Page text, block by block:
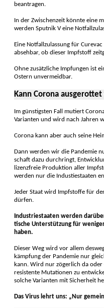
bean­tragen.
In der Zwischenzeit könnte eine
werden Sputnik V eine
Eine Notfall­zulassung für
absehbar, ob dieser Impf­stoff
Ohne zusätzliche Impfungen ist
Ostern unver­meidbar.
Kann Corona
Im günstig­sten Fall mutiert
Varian­ten und wird nach Jahren
Corona kann aber auch seine
Dann werden wir die Pan­demie
schaft dazu durch­ringt,
lizenz­freie Produk­tion aller
werden nur die Industie­staaten
Jeder Staat wird Impf­stoffe für
dürfen.
Industrie­staaten werden
tische Unter­stützung für
haben.
Dieser Weg wird vor allem
kämpfung der Pande­mie nur
kann. Wird nur zögerlich da
resis­tente Muta­tionen zu
solche Varianten mit Sicher­heit
Das Virus lehrt uns: „Nur